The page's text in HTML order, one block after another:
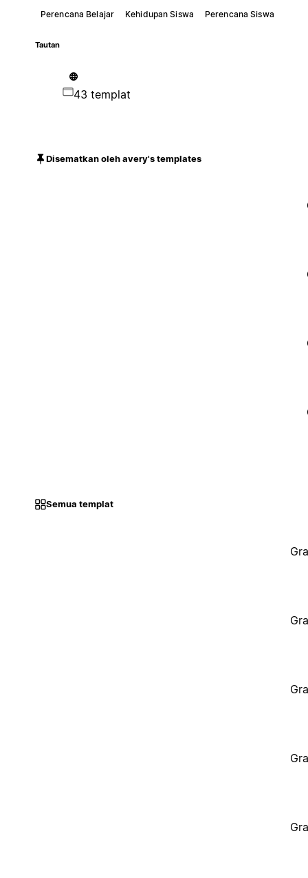
Perencana Belajar Kehidupan Siswa Perencana Siswa
Tautan
43 templat
Disematkan oleh avery's templates
Semua templat